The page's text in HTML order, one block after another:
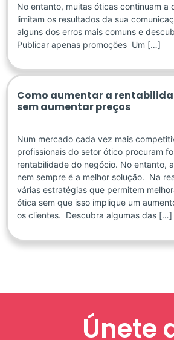
No entanto, muitas óticas continuam a
limitam os resultados da sua
alguns dos erros mais comuns e
Publicar apenas promoções Um […]
Como aumentar a
sem aumentar preços
Num mercado cada vez mais
profissionais do setor ótico procuram
rentabilidade do negócio. No entanto,
nem sempre é a melhor solução. Na
várias estratégias que permitem
ótica sem que isso implique um
os clientes. Descubra algumas das […]
Únete